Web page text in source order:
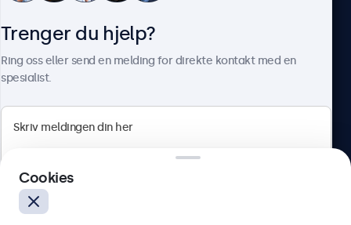
Trenger du hjelp?
Ring oss eller send en melding for direkte kontakt med en
spesialist.
Cookies